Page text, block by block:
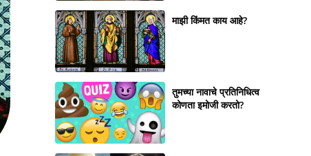
माझी किंमत काय आहे?
तुमच्या नावाचे प्रतिनिधित्व
कोणता इमोजी करतो?